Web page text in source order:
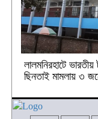
লালমনিরহাটে
ছিনতাই মামলায় ৩